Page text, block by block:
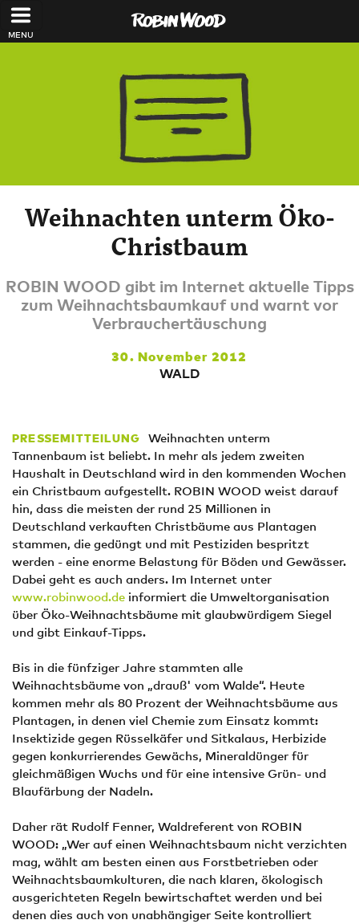
Direkt zum Inhalt
Weihnachten unterm Öko-
Christbaum
ROBIN WOOD gibt im Internet aktuelle Tipps
zum Weihnachtsbaumkauf und warnt vor
Verbrauchertäuschung
30. November 2012
WALD
PRESSEMITTEILUNG
Weihnachten unterm
Tannenbaum ist beliebt. In mehr als jedem zweiten
Haushalt in Deutschland wird in den kommenden Wochen
ein Christbaum aufgestellt. ROBIN WOOD weist darauf
hin, dass die meisten der rund 25 Millionen in
Deutschland verkauften Christbäume aus Plantagen
stammen, die gedüngt und mit Pestiziden bespritzt
werden - eine enorme Belastung für Böden und Gewässer.
Dabei geht es auch anders. Im Internet unter
www.robinwood.de informiert die Umweltorganisation
über Öko-Weihnachtsbäume mit glaubwürdigem Siegel
und gibt Einkauf-Tipps.
Bis in die fünfziger Jahre stammten alle
Weihnachtsbäume von „drauß' vom Walde“. Heute
kommen mehr als 80 Prozent der Weihnachtsbäume aus
Plantagen, in denen viel Chemie zum Einsatz kommt:
Insektizide gegen Rüsselkäfer und Sitkalaus, Herbizide
gegen konkurrierendes Gewächs, Mineraldünger für
gleichmäßigen Wuchs und für eine intensive Grün- und
Blaufärbung der Nadeln.
Daher rät Rudolf Fenner, Waldreferent von ROBIN
WOOD: „Wer auf einen Weihnachtsbaum nicht verzichten
mag, wählt am besten einen aus Forstbetrieben oder
Weihnachtsbaumkulturen, die nach klaren, ökologisch
ausgerichteten Regeln bewirtschaftet werden und bei
denen dies auch von unabhängiger Seite kontrolliert